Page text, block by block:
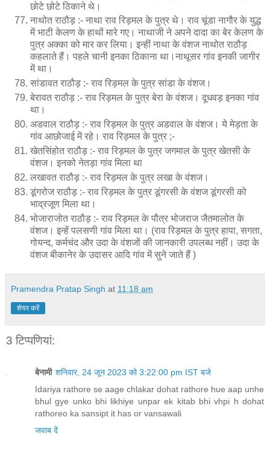
छोटे छोटे ठिकाने थे।
नाथोत राठौड़ :- नाथा राव रिड़मल के पुत्र थे। राव चूंडा नागौर के युद्ध
में भाटी केलण के हाथों मारे गए। नाथाजी ने अपने दादा का बेर केलण के
पुत्र अक्का को मार कर लिया। इन्हीं नाथा के वंशज नाथोत राठौड़
कहलाते हैं। पहले चानी इनका ठिकाना था।नाथूसर गांव इनकी जागीर
में था।
सांडावत राठौड़ :- राव रिड़मल के पुत्र सांडा के वंशज।
बेरावत राठौड़ :- राव रिड़मल के पुत्र बेरा के वंशज। दूधवड़ इनका गांव
था।
अडवाल राठौड़ :- राव रिड़मल के पुत्र अडवाल के वंशज। ये मेड़ता के
गांव आछोजाई में रहे। राव रिड़मल के पुत्र ;-
खेतसिंहोत राठौड़ :- राव रिड़मल के पुत्र जगमाल के पुत्र खेतसी के
वंशज। इनको नेतड़ा गांव मिला था
लखावत राठौड़ :- राव रिड़मल के पुत्र लखा के वंशज।
डूंगरोज राठौड़ :- राव रिड़मल के पुत्र डूंगरसी के वंशज डूंगरसी को
भाद्रजूण मिला था।
भोजाराजोत राठौड़ :- राव रिड़मल के पौत्र भोजराज जैतमालोत के
वंशज। इन्हें पलसणी गांव मिला था। (राव रिड़मल के पुत्र हापा, सगता,
गोयन्द, कर्मचंद और उदा के वंशजों की जानकारी उपलब्ध नहीं। उदा के
वंशज बीकानेर के उदासर आदि गांव में सुने जाते हैं )
Pramendra Pratap Singh at 11:18 am
शेयर करें
3 टिप्‍पणियां:
बेनामी शनिवार, 24 जून 2023 को 3:22:00 pm IST बजे
Idariya rathore se aage chlakar dohat rathore hue aap unhe
bhul gye unko bhi likhiye unpar ek kitab bhi vhpi h dohat
rathoreo ka sansipt it has or vansawali
जवाब दें